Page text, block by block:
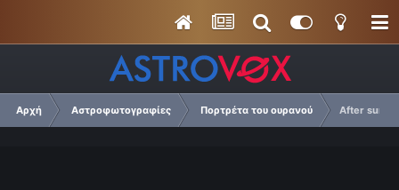
Αρχή Αστροφωτογραφίες Πορτρέτα του ουρανού After